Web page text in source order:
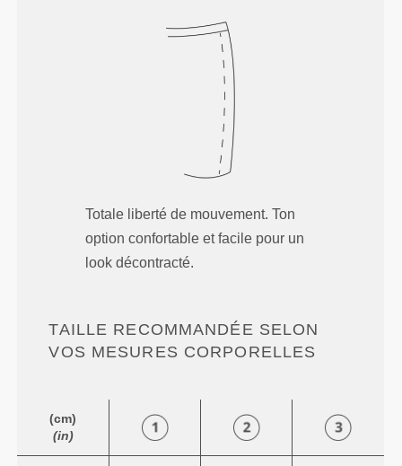
Totale liberté de mouvement. Ton
option confortable et facile pour un
look décontracté.
TAILLE RECOMMANDÉE SELON
VOS MESURES CORPORELLES
(cm)
(in)